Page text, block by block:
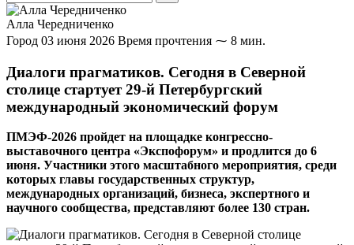
Алла Чередниченко
Город 03 июня 2026 Время прочтения ⁓ 8 мин.
Диалоги прагматиков. Сегодня в Северной
столице стартует 29‑й Петербургский
международный экономический форум
ПМЭФ-2026 пройдет на площадке конгрессно-
выставочного центра «Экспофорум» и продлится до 6
июня. Участники этого масштабного мероприятия, среди
которых главы государственных структур,
международных организаций, бизнеса, экспертного и
научного сообщества, представляют более 130 стран.